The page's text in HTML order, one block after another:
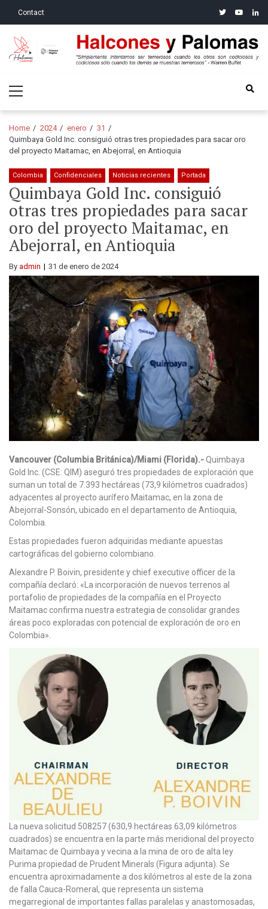
Contact twitteryoutube
Halcones y Palomas
Menu
Home 2024 enero
31
Quimbaya Gold Inc. consiguió otras tres propiedades para sacar oro
del proyecto Maitamac, en Abejorral, en Antioquia
Colombia Confidenciales Noticias recientes Portada
Quimbaya Gold Inc. consiguió
otras tres propiedades para sacar
oro del proyecto Maitamac, en
Abejorral, en Antioquia
By admin 31 de enero de 2024
Vancouver (Columbia Británica)/Miami (Florida).-Quimbaya
Gold Inc. (CSE: QIM) aseguró tres propiedades de exploración que
suman un total de 7.393 hectáreas (73,9 kilómetros cuadrados)
adyacentes al proyecto aurífero Maitamac, en la zona de
Abejorral-Sonsón, ubicado en el departamento de Antioquia,
Colombia.
Estas propiedades fueron adquiridas mediante apuestas
cartográficas del gobierno colombiano.
Alexandre P. Boivin, presidente y chief executive officer de la
compañía declaró: «La incorporación de nuevos terrenos al
portafolio de propiedades de la compañía en el Proyecto
Maitamac confirma nuestra estrategia de consolidar grandes
áreas poco exploradas con potencial de exploración de oro en
Colombia».
La nueva solicitud 508257 (630,9 hectáreas 63,09 kilómetros
cuadrados) se encuentra en la parte más meridional del proyecto
Maitamac de Quimbaya y vecina a la mina de oro de alta ley
Purima propiedad de Prudent Minerals (Figura adjunta). Se
encuentra aproximadamente a dos kilómetros al este de la zona
de falla Cauca-Romeral, que representa un sistema
megarregional de importantes fallas paralelas y anastomosadas,